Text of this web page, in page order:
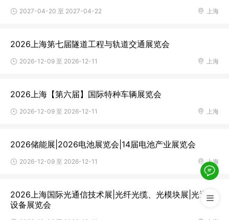
上海
2027-04-20 至 2027-04-22
2026上海第七届隧道工程与轨道交通展览会
上海
2026-12-09 至 2026-12-11
2026上海【第六届】国际特种车辆展览会
上海
2026-12-09 至 2026-12-11
2026储能展|2026电池展览会|14届电池产业展览会
上海
2026-12-09 至 2026-12-11
2026上海国际光通信技术展|光纤光缆、光模块展|光通信
设备展览会